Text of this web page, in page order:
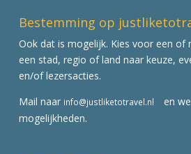
Bestemming op
Ook dat is mogelijk. Kies voor een of
een stad, regio of land naar keuze,
en/of lezersacties.
Mail naar info@justliketotravel.nl
en
mogelijkheden.